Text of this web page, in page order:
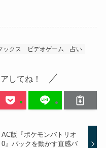
ックス ビデオゲーム 占い
してね！
AC版『ポケモンバトリオ
0』パックを動かす直感バ